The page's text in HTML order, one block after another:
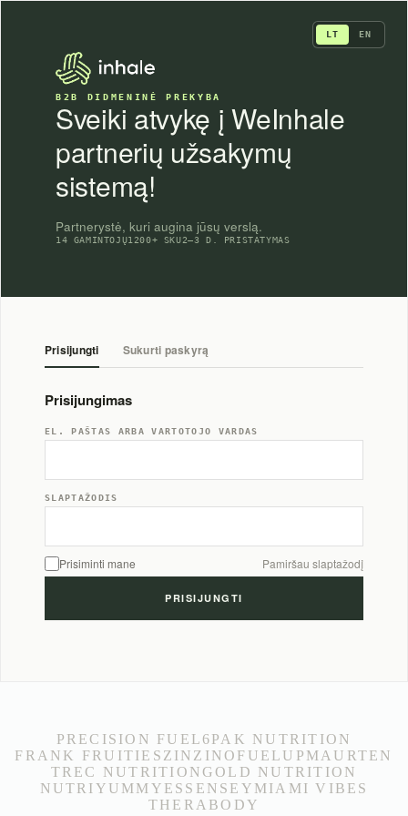
LT EN
B2B DIDMENINĖ PREKYBA
Sveiki atvykę į WeInhale
partnerių užsakymų
sistemą!
Partnerystė, kuri augina jūsų verslą.
14 GAMINTOJŲ1200+ SKU2–3 D. PRISTATYMAS
Prisijungti Sukurti paskyrą
Prisijungimas
EL. PAŠTAS ARBA VARTOTOJO VARDAS
SLAPTAŽODIS
Prisiminti mane Pamiršau slaptažodį
PRECISION FUEL 6PAK NUTRITION
FRANK FRUITIES ZINZINO FUELUP MAURTEN
TREC NUTRITIONGOLD NUTRITION
NUTRIYUMMY ESSENSEY MIAMI VIBES
THERABODY